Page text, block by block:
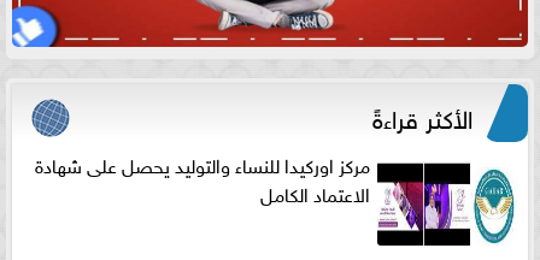
الأكثر قراءةً
مركز اوركيدا للنساء والتوليد يحصل على شهادة
الاعتماد الكامل